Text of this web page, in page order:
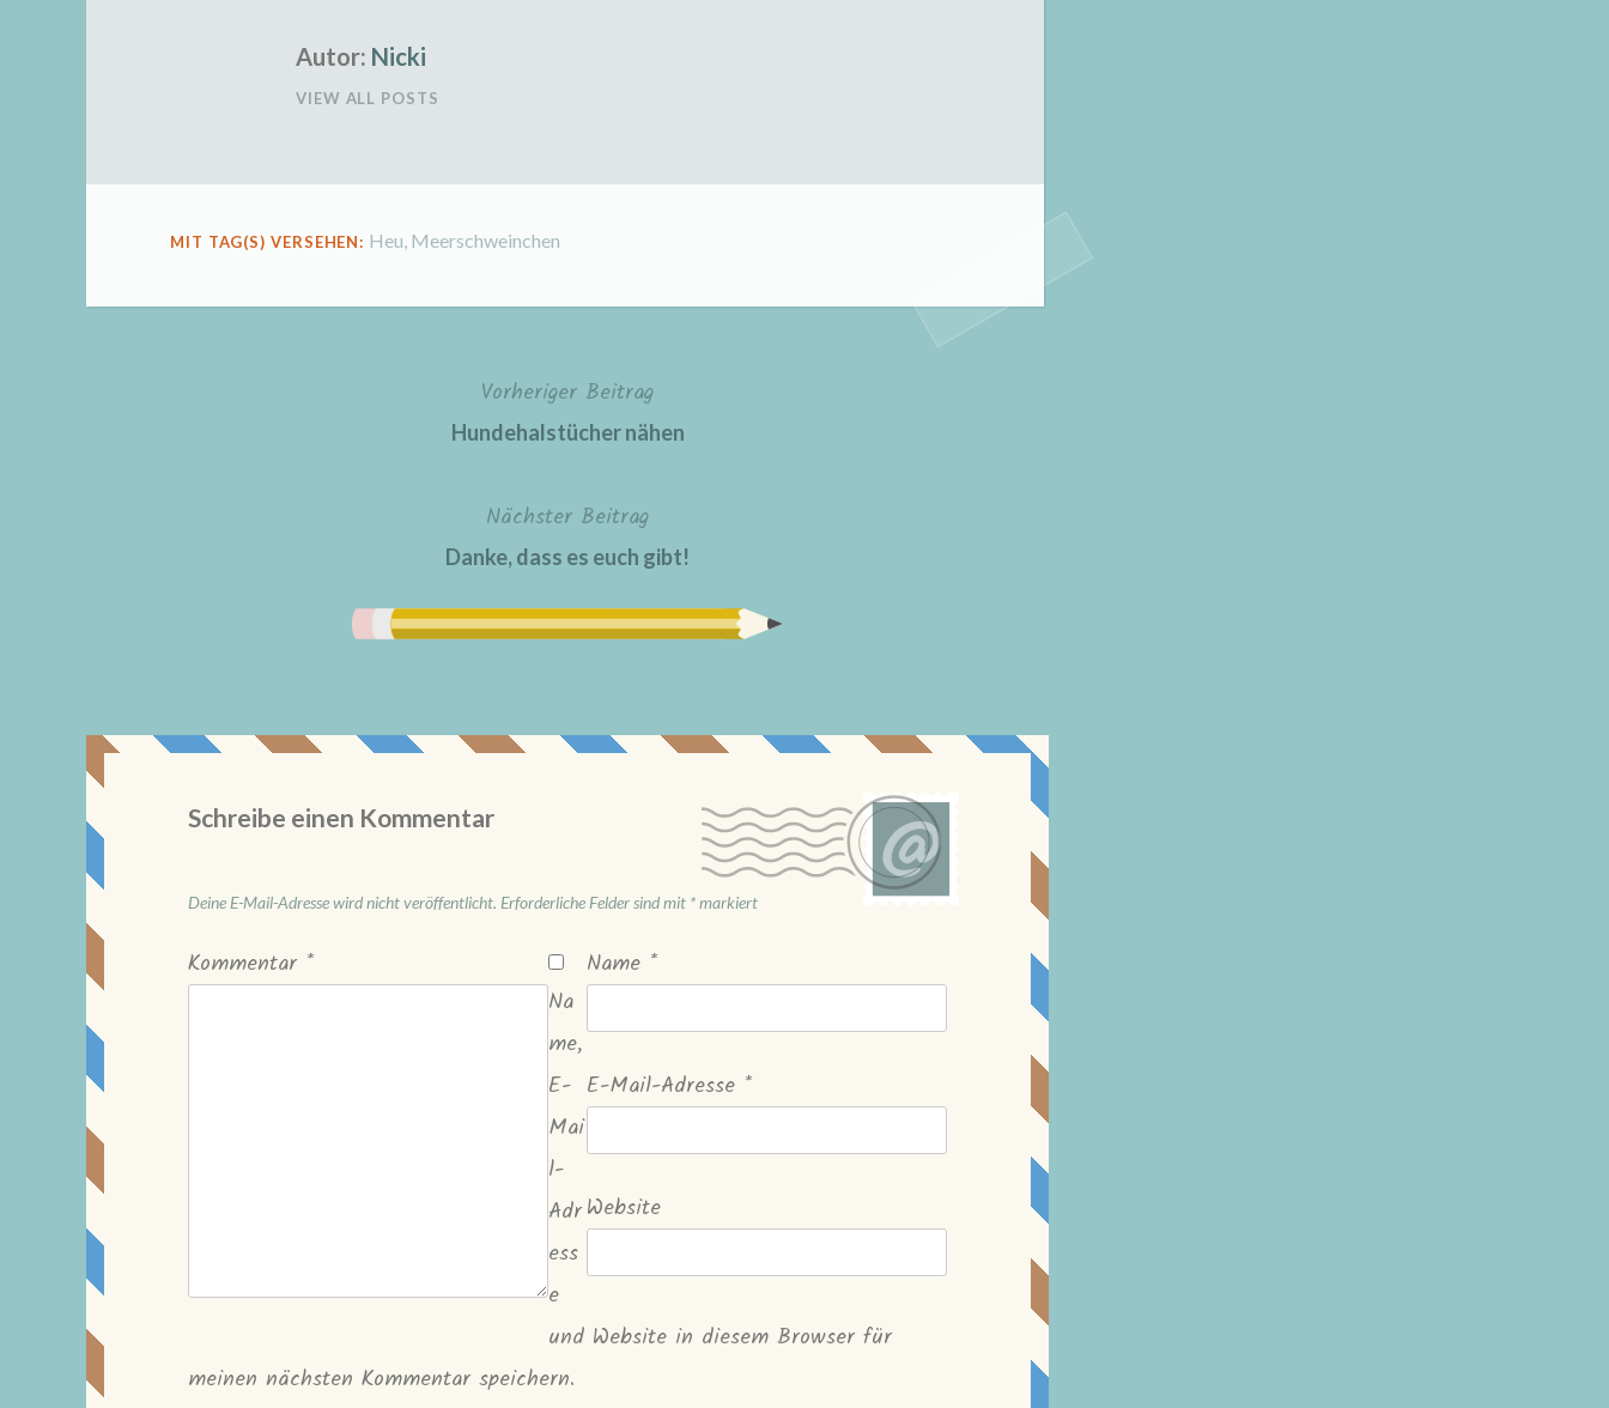
Autor: Nicki
VIEW ALL POSTS
MIT TAG(S) VERSEHEN: Heu Meerschweinchen
Vorheriger Beitrag
Hundehalstücher nähen
Nächster Beitrag
Danke, dass es euch gibt!
Schreibe einen Kommentar
Deine E-Mail-Adresse wird nicht veröffentlicht. Erforderliche Felder sind mit *markiert
Kommentar * Name *
E-Mail-Adresse *
Website
Na
me,
E-
Mai
l-
Adr
ess
e
und Website in diesem Browser für
meinen nächsten Kommentar speichern.